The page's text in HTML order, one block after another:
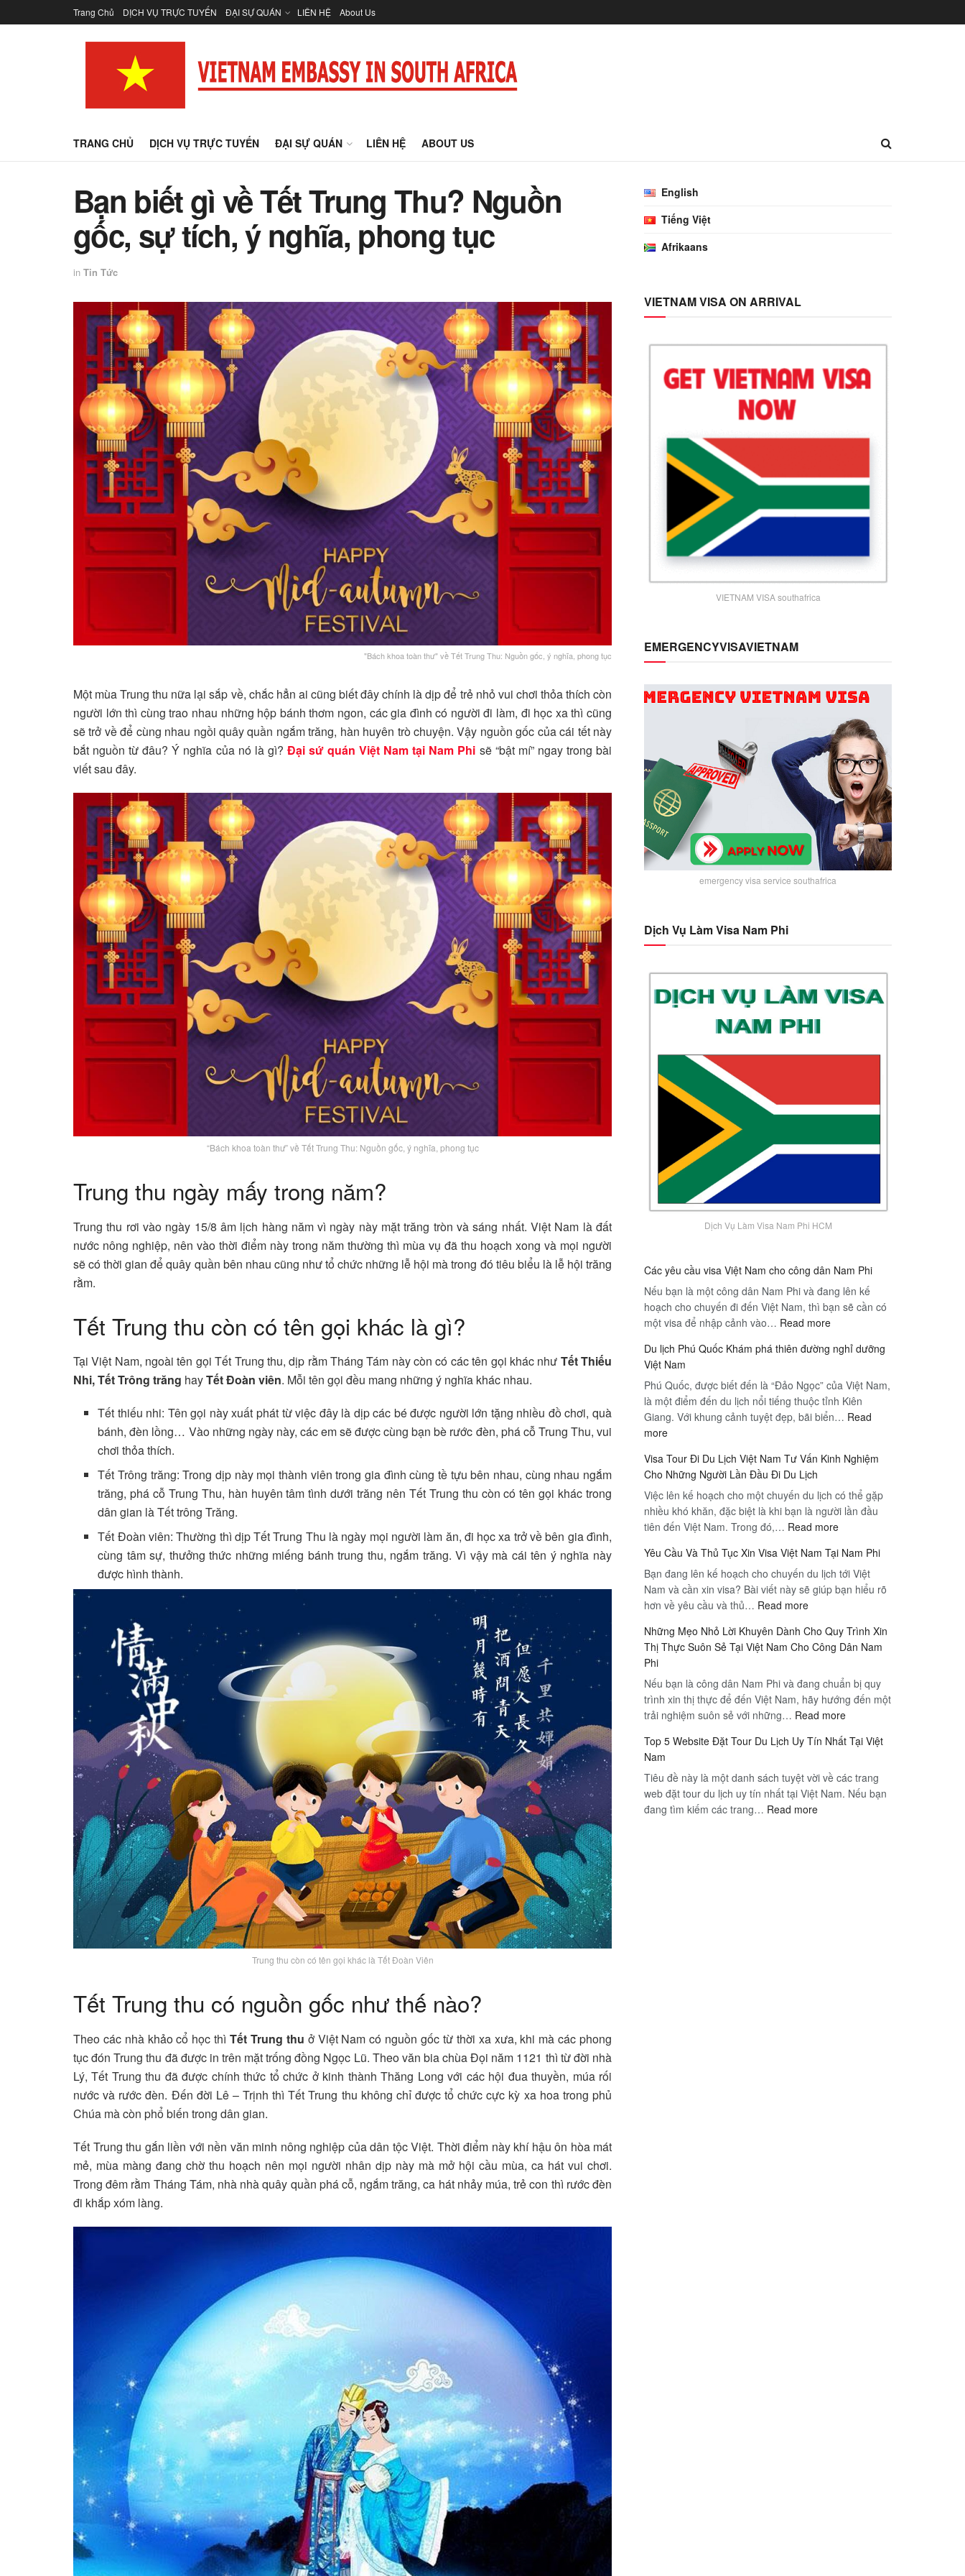
Trang Chủ DỊCH VỤ TRỰC TUYẾN ĐẠI SỰ QUÁN LIÊN HỆ About Us
TRANG CHỦ DỊCH VỤ TRỰC TUYẾN ĐẠI SỰ QUÁN LIÊN HỆ ABOUT US
Bạn biết gì về Tết Trung Thu? Nguồn
gốc, sự tích, ý nghĩa, phong tục
in Tin Tức
"Bách khoa toàn thư" về Tết Trung Thu: Nguồn gốc, ý nghĩa, phong tục
Một mùa Trung thu nữa lại sắp về, chắc hẳn ai cũng biết đây chính là dịp để trẻ nhỏ vui chơi thỏa thích còn
người lớn thì cùng trao nhau những hộp bánh thơm ngon, các gia đình có người đi làm, đi học xa thì cũng
sẽ trở về để cùng nhau ngồi quây quần ngắm trăng, hàn huyên trò chuyện. Vậy nguồn gốc của cái tết này
bắt nguồn từ đâu? Ý nghĩa của nó là gì? Đại sứ quán Việt Nam tại Nam Phi sẽ “bật mí” ngay trong bài
viết sau đây.
“Bách khoa toàn thư” về Tết Trung Thu: Nguồn gốc, ý nghĩa, phong tục
Trung thu ngày mấy trong năm?
Trung thu rơi vào ngày 15/8 âm lịch hàng năm vì ngày này mặt trăng tròn và sáng nhất. Việt Nam là đất
nước nông nghiệp, nên vào thời điểm này trong năm thường thì mùa vụ đã thu hoạch xong và mọi người
sẽ có thời gian để quây quần bên nhau cũng như tổ chức những lễ hội mà trong đó tiêu biểu là lễ hội trăng
rằm.
Tết Trung thu còn có tên gọi khác là gì?
Tại Việt Nam, ngoài tên gọi Tết Trung thu, dịp rằm Tháng Tám này còn có các tên gọi khác như Tết Thiếu
Nhi,Tết Trông trăng hayTết Đoàn viên. Mỗi tên gọi đều mang những ý nghĩa khác nhau.
Tết thiếu nhi: Tên gọi này xuất phát từ việc đây là dịp các bé được người lớn tặng nhiều đồ chơi, quà
bánh, đèn lồng… Vào những ngày này, các em sẽ được cùng bạn bè rước đèn, phá cỗ Trung Thu, vui
chơi thỏa thích.
Tết Trông trăng: Trong dịp này mọi thành viên trong gia đình cùng tề tựu bên nhau, cùng nhau ngắm
trăng, phá cỗ Trung Thu, hàn huyên tâm tình dưới trăng nên Tết Trung thu còn có tên gọi khác trong
dân gian là Tết trông Trăng.
Tết Đoàn viên: Thường thì dịp Tết Trung Thu là ngày mọi người làm ăn, đi học xa trở về bên gia đình,
cùng tâm sự, thưởng thức những miếng bánh trung thu, ngắm trăng. Vì vậy mà cái tên ý nghĩa này
được hình thành.
Trung thu còn có tên gọi khác là Tết Đoàn Viên
Tết Trung thu có nguồn gốc như thế nào?
Theo các nhà khảo cổ học thìTết Trung thu ở Việt Nam có nguồn gốc từ thời xa xưa, khi mà các phong
tục đón Trung thu đã được in trên mặt trống đồng Ngọc Lũ. Theo văn bia chùa Đọi năm 1121 thì từ đời nhà
Lý, Tết Trung thu đã được chính thức tổ chức ở kinh thành Thăng Long với các hội đua thuyền, múa rối
nước và rước đèn. Đến đời Lê – Trịnh thì Tết Trung thu không chỉ được tổ chức cực kỳ xa hoa trong phủ
Chúa mà còn phổ biến trong dân gian.
Tết Trung thu gắn liền với nền văn minh nông nghiệp của dân tộc Việt. Thời điểm này khí hậu ôn hòa mát
mẻ, mùa màng đang chờ thu hoạch nên mọi người nhân dịp này mà mở hội cầu mùa, ca hát vui chơi.
Trong đêm rằm Tháng Tám, nhà nhà quây quần phá cỗ, ngắm trăng, ca hát nhảy múa, trẻ con thì rước đèn
đi khắp xóm làng.
English
Tiếng Việt
Afrikaans
VIETNAM VISA ON ARRIVAL
VIETNAM VISA southafrica
EMERGENCYVISAVIETNAM
emergency visa service southafrica
Dịch Vụ Làm Visa Nam Phi
Dịch Vụ Làm Visa Nam Phi HCM
Các yêu cầu visa Việt Nam cho công dân Nam Phi
Nếu bạn là một công dân Nam Phi và đang lên kế
hoạch cho chuyến đi đến Việt Nam, thì bạn sẽ cần có
một visa để nhập cảnh vào… Read more:
yêu
visa
Việt
Nam
dân
Phi
Du lịch Phú Quốc Khám phá thiên đường nghỉ dưỡng
Việt Nam
Phú Quốc, được biết đến là “Đảo Ngọc” của Việt Nam,
là một điểm đến du lịch nổi tiếng thuộc tỉnh Kiên
Giang. Với khung cảnh tuyệt đẹp, bãi biển… Read
more:
lịch
Phú
Quốc
Khám
phá
đường
nghỉ
dưỡng
Việt
Visa Tour Đi Du Lịch Việt Nam Tư Vấn Kinh Nghiệm
Cho Những Người Lần Đầu Đi Du Lịch
Việc lên kế hoạch cho một chuyến du lịch có thể gặp
nhiều khó khăn, đặc biệt là khi bạn là người lần đầu
tiên đến Việt Nam. Trong đó,… Read more:
Tour
Đi
Du
Nam
Tư
Kinh
Nghiệm
Cho
Người
Đầu
Đi
Yêu Cầu Và Thủ Tục Xin Visa Việt Nam Tại Nam Phi
Bạn đang lên kế hoạch cho chuyến du lịch tới Việt
Nam và cần xin visa? Bài viết này sẽ giúp bạn hiểu rõ
hơn về yêu cầu và thủ… Read more:
Cầu
Và
Tục
Xin
Visa
Nam
Nam
Phi
Những Mẹo Nhỏ Lời Khuyên Dành Cho Quy Trình Xin
Thị Thực Suôn Sẻ Tại Việt Nam Cho Công Dân Nam
Phi
Nếu bạn là công dân Nam Phi và đang chuẩn bị quy
trình xin thị thực để đến Việt Nam, hãy hướng đến một
trải nghiệm suôn sẻ với những… Read more:
Mẹo
Lời
Khuyên
Top 5 Website Đặt Tour Du Lịch Uy Tín Nhất Tại Việt
Nam
Tiêu đề này là một danh sách tuyệt vời về các trang
web đặt tour du lịch uy tín nhất tại Việt Nam. Nếu bạn
đang tìm kiếm các trang… Read more: